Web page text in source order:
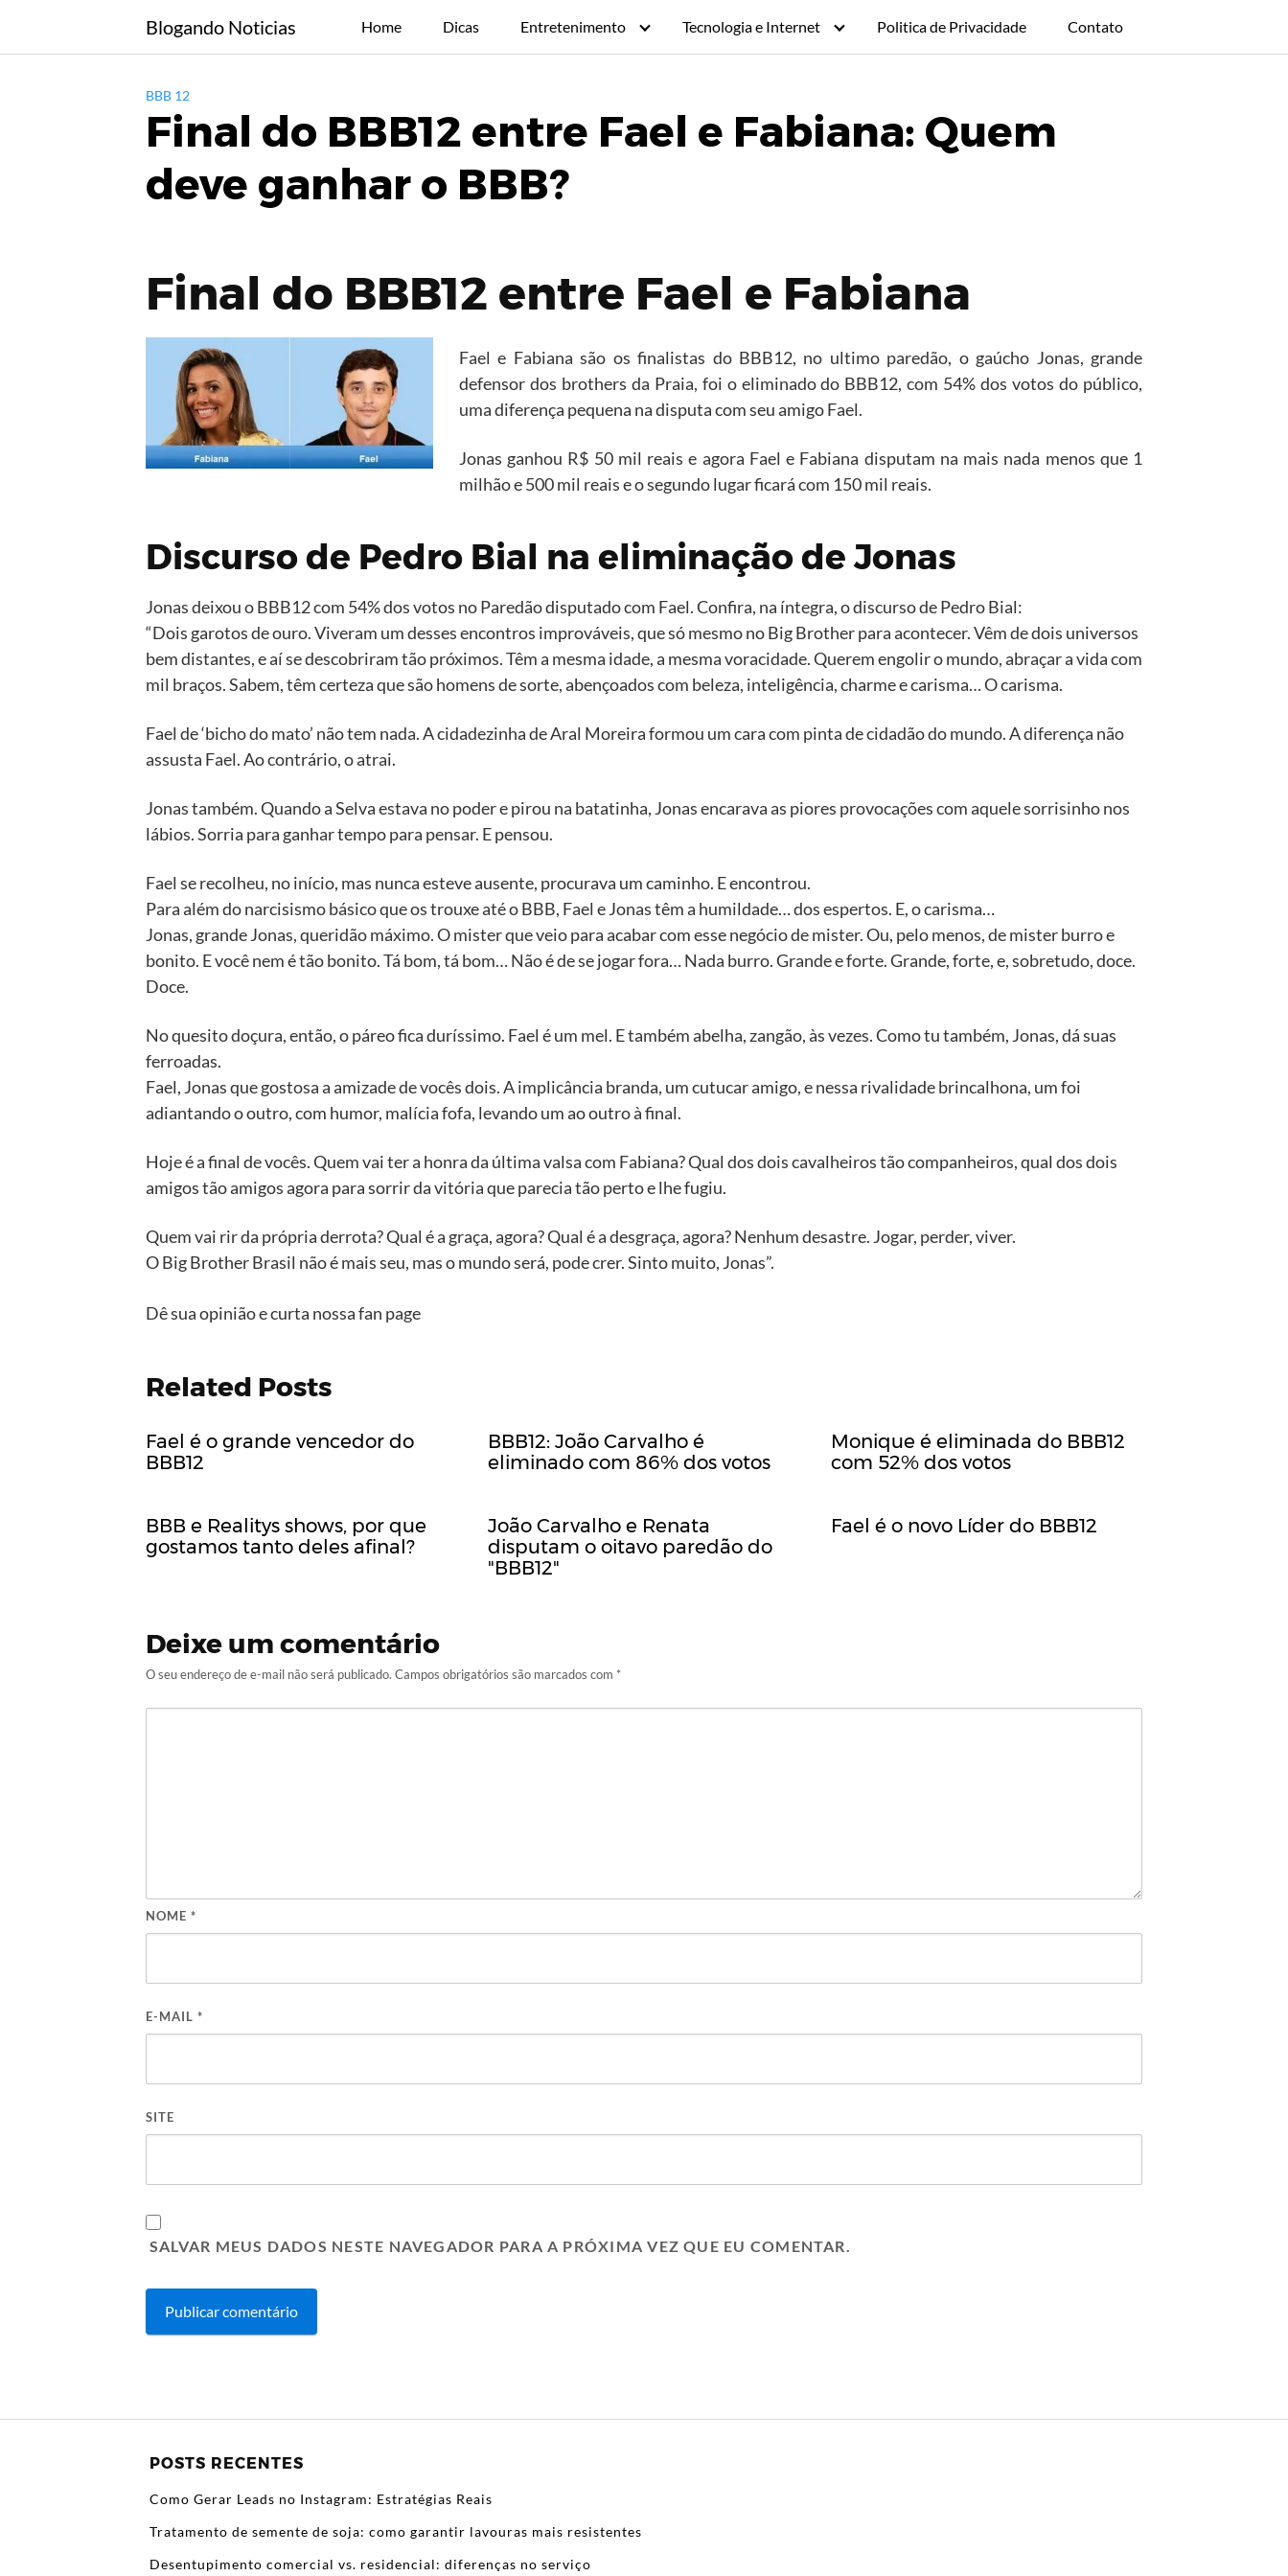
content
Blogando Noticias Home Dicas Entretenimento Tecnologia e Internet Politica de Privacidade Contato
BBB 12
Final do BBB12 entre Fael e Fabiana: Quem
deve ganhar o BBB?
Final do BBB12 entre Fael e Fabiana
Fael e Fabiana são os finalistas do BBB12, no ultimo paredão, o gaúcho Jonas, grande
defensor dos brothers da Praia, foi o eliminado do BBB12, com 54% dos votos do público,
uma diferença pequena na disputa com seu amigo Fael.
Jonas ganhou R$ 50 mil reais e agora Fael e Fabiana disputam na mais nada menos que 1
milhão e 500 mil reais e o segundo lugar ficará com 150 mil reais.
Discurso de Pedro Bial na eliminação de Jonas
Jonas deixou o BBB12 com 54% dos votos no Paredão disputado com Fael. Confira, na íntegra, o discurso de Pedro Bial:
“Dois garotos de ouro. Viveram um desses encontros improváveis, que só mesmo no Big Brother para acontecer. Vêm de dois universos
bem distantes, e aí se descobriram tão próximos. Têm a mesma idade, a mesma voracidade. Querem engolir o mundo, abraçar a vida com
mil braços. Sabem, têm certeza que são homens de sorte, abençoados com beleza, inteligência, charme e carisma… O carisma.
Fael de ‘bicho do mato’ não tem nada. A cidadezinha de Aral Moreira formou um cara com pinta de cidadão do mundo. A diferença não
assusta Fael. Ao contrário, o atrai.
Jonas também. Quando a Selva estava no poder e pirou na batatinha, Jonas encarava as piores provocações com aquele sorrisinho nos
lábios. Sorria para ganhar tempo para pensar. E pensou.
Fael se recolheu, no início, mas nunca esteve ausente, procurava um caminho. E encontrou.
Para além do narcisismo básico que os trouxe até o BBB, Fael e Jonas têm a humildade… dos espertos. E, o carisma…
Jonas, grande Jonas, queridão máximo. O mister que veio para acabar com esse negócio de mister. Ou, pelo menos, de mister burro e
bonito. E você nem é tão bonito. Tá bom, tá bom… Não é de se jogar fora… Nada burro. Grande e forte. Grande, forte, e, sobretudo, doce.
Doce.
No quesito doçura, então, o páreo fica duríssimo. Fael é um mel. E também abelha, zangão, às vezes. Como tu também, Jonas, dá suas
ferroadas.
Fael, Jonas que gostosa a amizade de vocês dois. A implicância branda, um cutucar amigo, e nessa rivalidade brincalhona, um foi
adiantando o outro, com humor, malícia fofa, levando um ao outro à final.
Hoje é a final de vocês. Quem vai ter a honra da última valsa com Fabiana? Qual dos dois cavalheiros tão companheiros, qual dos dois
amigos tão amigos agora para sorrir da vitória que parecia tão perto e lhe fugiu.
Quem vai rir da própria derrota? Qual é a graça, agora? Qual é a desgraça, agora? Nenhum desastre. Jogar, perder, viver.
O Big Brother Brasil não é mais seu, mas o mundo será, pode crer. Sinto muito, Jonas”.
Dê sua opinião e curta nossa fan page
Related Posts
Fael é o grande vencedor do
BBB12
BBB12: João Carvalho é
eliminado com 86% dos votos
Monique é eliminada do BBB12
com 52% dos votos
BBB e Realitys shows, por que
gostamos tanto deles afinal?
João Carvalho e Renata
disputam o oitavo paredão do
"BBB12"
Fael é o novo Líder do BBB12
Deixe um comentário
O seu endereço de e-mail não será publicado. Campos obrigatórios são marcados com *
NOME *
E-MAIL *
SITE
SALVAR MEUS DADOS NESTE NAVEGADOR PARA A PRÓXIMA VEZ QUE EU COMENTAR.
POSTS RECENTES
Como Gerar Leads no Instagram: Estratégias Reais
Tratamento de semente de soja: como garantir lavouras mais resistentes
Desentupimento comercial vs. residencial: diferenças no serviço